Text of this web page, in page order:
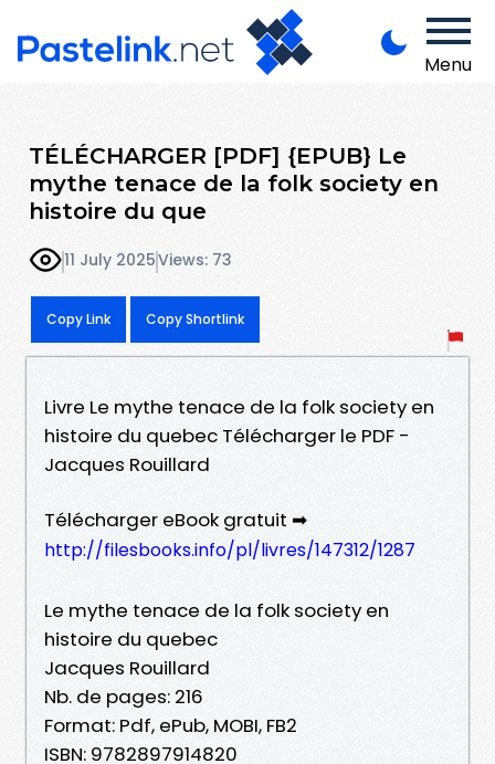
Menu
TÉLÉCHARGER [PDF] {EPUB} Le
mythe tenace de la folk society en
histoire du que
11 July 2025Views: 73
Copy Link Copy Shortlink
Livre Le mythe tenace de la folk society en
histoire du quebec Télécharger le PDF -
Jacques Rouillard
Télécharger eBook gratuit ➡
http://filesbooks.info/pl/livres/147312/1287
Le mythe tenace de la folk society en
histoire du quebec
Jacques Rouillard
Nb. de pages: 216
Format: Pdf, ePub, MOBI, FB2
ISBN: 9782897914820